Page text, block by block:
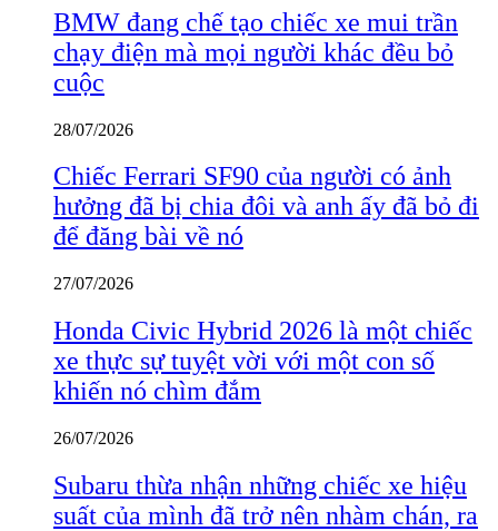
BMW đang chế tạo chiếc xe mui trần
chạy điện mà mọi người khác đều bỏ
cuộc
28/07/2026
Chiếc Ferrari SF90 của người có ảnh
hưởng đã bị chia đôi và anh ấy đã bỏ đi
để đăng bài về nó
27/07/2026
Honda Civic Hybrid 2026 là một chiếc
xe thực sự tuyệt vời với một con số
khiến nó chìm đắm
26/07/2026
Subaru thừa nhận những chiếc xe hiệu
suất của mình đã trở nên nhàm chán, ra